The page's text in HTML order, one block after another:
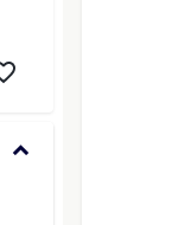
keyboard_arrow_down